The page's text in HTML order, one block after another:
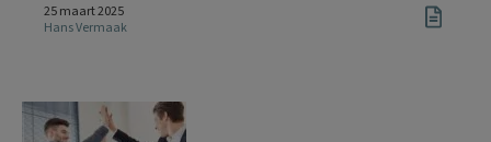
25 maart 2025
Hans Vermaak